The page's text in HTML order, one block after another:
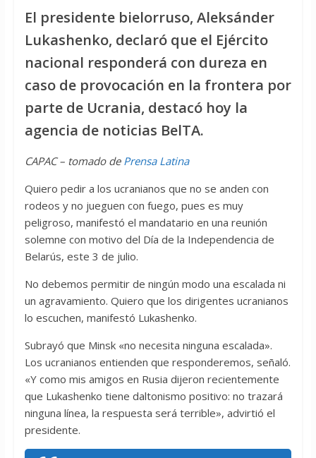
El presidente bielorruso, Aleksánder
Lukashenko, declaró que el Ejército
nacional responderá con dureza en
caso de provocación en la frontera por
parte de Ucrania, destacó hoy la
agencia de noticias BelTA.
CAPAC – tomado de Prensa Latina
Quiero pedir a los ucranianos que no se anden con
rodeos y no jueguen con fuego, pues es muy
peligroso, manifestó el mandatario en una reunión
solemne con motivo del Día de la Independencia de
Belarús, este 3 de julio.
No debemos permitir de ningún modo una escalada ni
un agravamiento. Quiero que los dirigentes ucranianos
lo escuchen, manifestó Lukashenko.
Subrayó que Minsk «no necesita ninguna escalada».
Los ucranianos entienden que responderemos, señaló.
«Y como mis amigos en Rusia dijeron recientemente
que Lukashenko tiene daltonismo positivo: no trazará
ninguna línea, la respuesta será terrible», advirtió el
presidente.